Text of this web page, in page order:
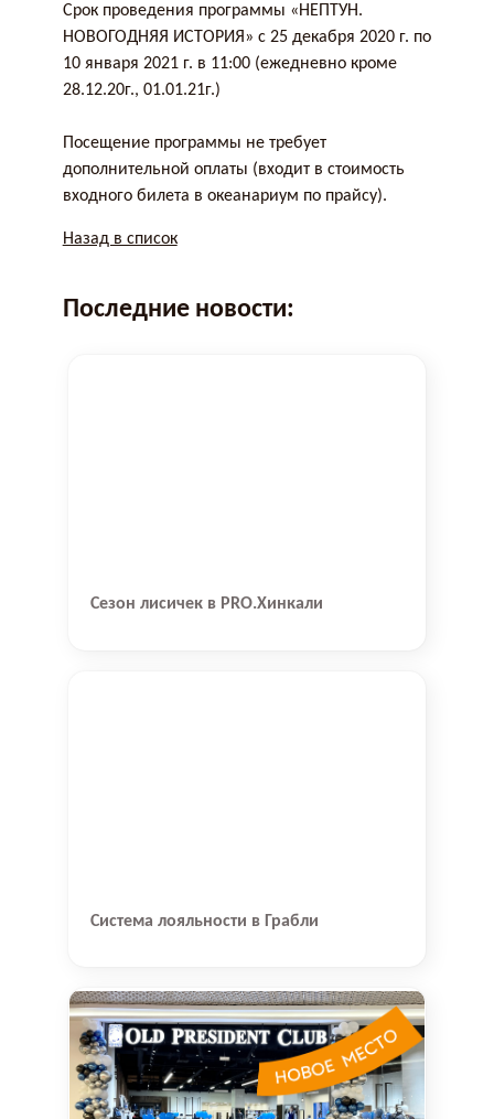
Срок проведения программы «НЕПТУН.
НОВОГОДНЯЯ ИСТОРИЯ» с 25 декабря 2020 г. по
10 января 2021 г. в 11:00 (ежедневно кроме
28.12.20г., 01.01.21г.)
Посещение программы не требует
дополнительной оплаты (входит в стоимость
входного билета в океанариум по прайсу).
Назад в список
Последние новости:
Сезон лисичек в PRO.Хинкали
Система лояльности в Грабли